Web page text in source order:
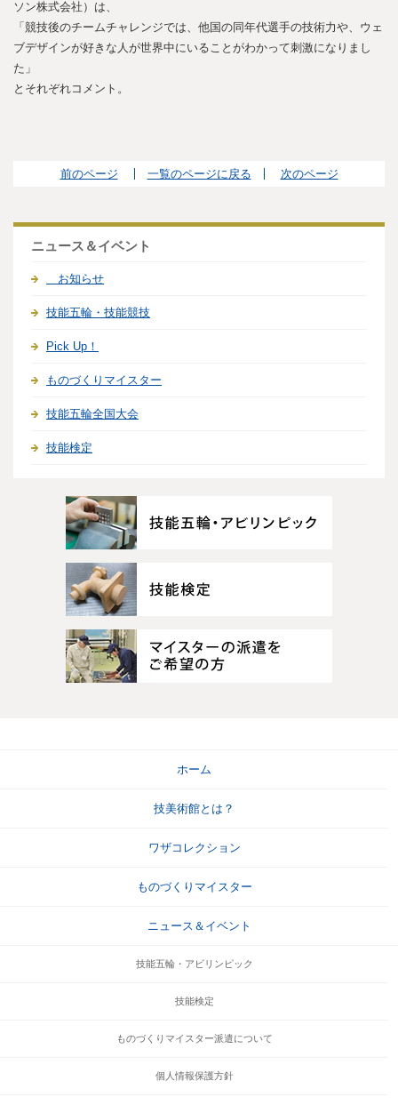
ソン株式会社）は、
「競技後のチームチャレンジでは、他国の同年代選手の技術力や、ウェ
ブデザインが好きな人が世界中にいることがわかって刺激になりまし
た」
とそれぞれコメント。
前のページ 一覧のページに戻る 次のページ
ニュース＆イベント
お知らせ
技能五輪・技能競技
Pick Up！
ものづくりマイスター
技能五輪全国大会
技能検定
ホーム
技美術館とは？
ワザコレクション
ものづくりマイスター
ニュース＆イベント
技能五輪・アビリンピック
技能検定
ものづくりマイスター派遣について
個人情報保護方針